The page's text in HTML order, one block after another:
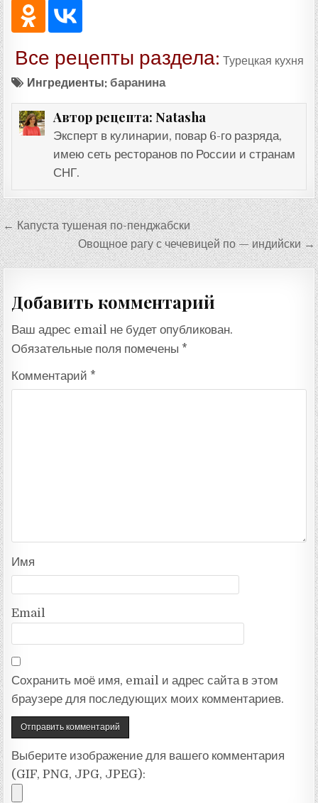
Все рецепты раздела: Турецкая кухня
Ингредиенты:баранина
Автор рецепта: Natasha
Эксперт в кулинарии, повар 6-го разряда,
имею сеть ресторанов по России и странам
СНГ.
Навигация
по
записям
← Капуста тушеная по-пенджабски
Овощное рагу с чечевицей по — индийски →
Добавить комментарий
Ваш адрес email не будет опубликован.
Обязательные поля помечены *
Комментарий *
Имя
Email
Сохранить моё имя, email и адрес сайта в этом
браузере для последующих моих комментариев.
Выберите изображение для вашего комментария
(GIF, PNG, JPG, JPEG):